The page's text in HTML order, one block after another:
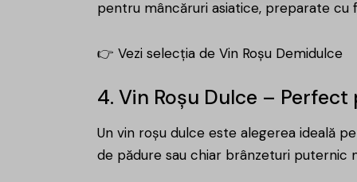
pentru mâncăruri asiatice, preparate cu
👉 Vezi selecția de Vin Roșu Demidulce
4. Vin Roșu Dulce –
Un vin roșu dulce este alegerea ideală
de pădure sau chiar brânzeturi puternic